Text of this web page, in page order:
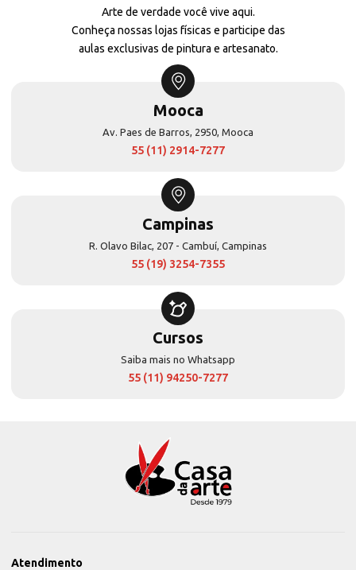
Arte de verdade você vive aqui.
Conheça nossas lojas físicas e participe das
aulas exclusivas de pintura e artesanato.
Mooca
Av. Paes de Barros, 2950, Mooca
55 (11) 2914-7277
Campinas
R. Olavo Bilac, 207 - Cambuí, Campinas
55 (19) 3254-7355
Cursos
Saiba mais no Whatsapp
55 (11) 94250-7277
Atendimento